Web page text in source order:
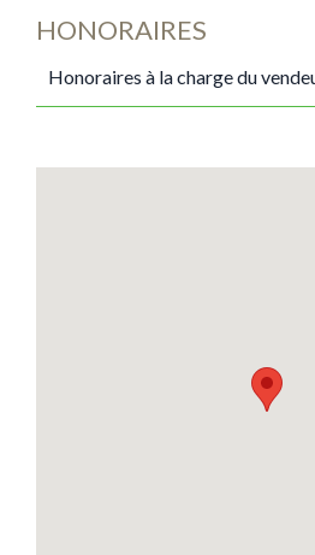
HONORAIRES
Honoraires à la charge du